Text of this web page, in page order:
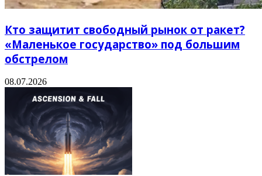
Кто защитит свободный рынок от ракет?
«Маленькое государство» под большим
обстрелом
08.07.2026